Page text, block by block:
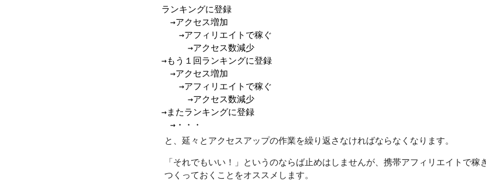
ランキングに登録
→アクセス増加
→アフィリエイトで稼ぐ
→アクセス数減少
→もう１回ランキングに登録
→アクセス増加
→アフィリエイトで稼ぐ
→アクセス数減少
→またランキングに登録
と、延々とアクセスアップの作業を繰り返さなければならなくなります。
「それでもいい！」というのならば止めはしませんが、携帯アフィリエイトで
つくっておくことをオススメします。